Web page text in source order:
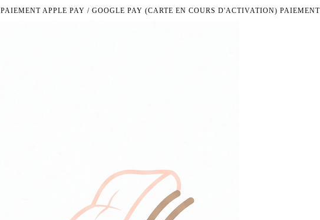
PAIEMENT APPLE PAY / GOOGLE PAY (CARTE EN COURS D'ACTIVATION)